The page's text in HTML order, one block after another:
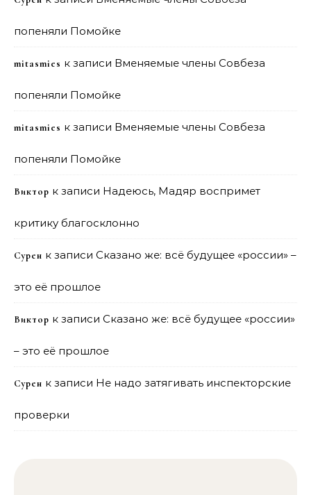
попеняли Помойке
mitasmies к записи Вменяемые члены Совбеза
попеняли Помойке
mitasmies к записи Вменяемые члены Совбеза
попеняли Помойке
Виктор к записи Надеюсь, Мадяр воспримет
критику благосклонно
Сурен к записи Сказано же: всё будущее «россии» –
это её прошлое
Виктор к записи Сказано же: всё будущее «россии»
– это её прошлое
Сурен к записи Не надо затягивать инспекторские
проверки